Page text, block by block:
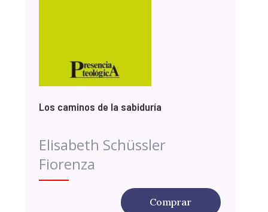
Los caminos de la sabiduría
Elisabeth Schüssler
Fiorenza
Comprar